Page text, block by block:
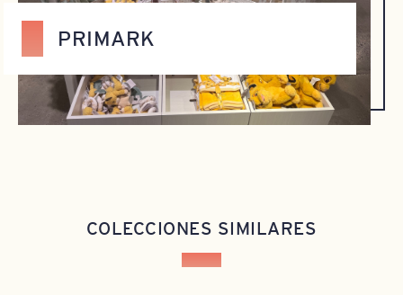
PRIMARK
COLECCIONES SIMILARES